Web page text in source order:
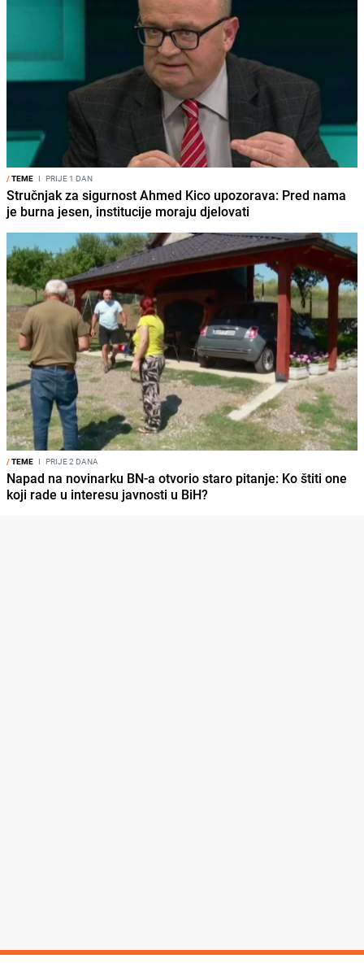
/TEME I PRIJE 1 DAN
Stručnjak za sigurnost Ahmed Kico upozorava: Pred nama
je burna jesen, institucije moraju djelovati
/TEME I PRIJE 2 DANA
Napad na novinarku BN-a otvorio staro pitanje: Ko štiti one
koji rade u interesu javnosti u BiH?